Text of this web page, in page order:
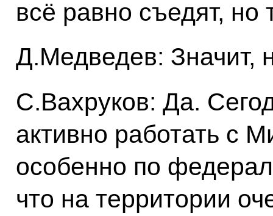
всё равно съедят,
Д.Медведев: Значит,
С.Вахруков: Да.
активно работать с
особенно по
что на территории